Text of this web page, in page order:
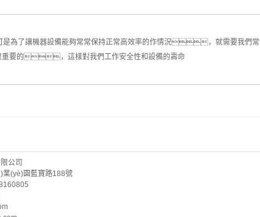
是為了讓機器設備能夠常常保持正常高效率的作情況，就需要我們
要的，這樣對我們工作安全性和設備的壽命
公司
業(yè)園藍寶路188號